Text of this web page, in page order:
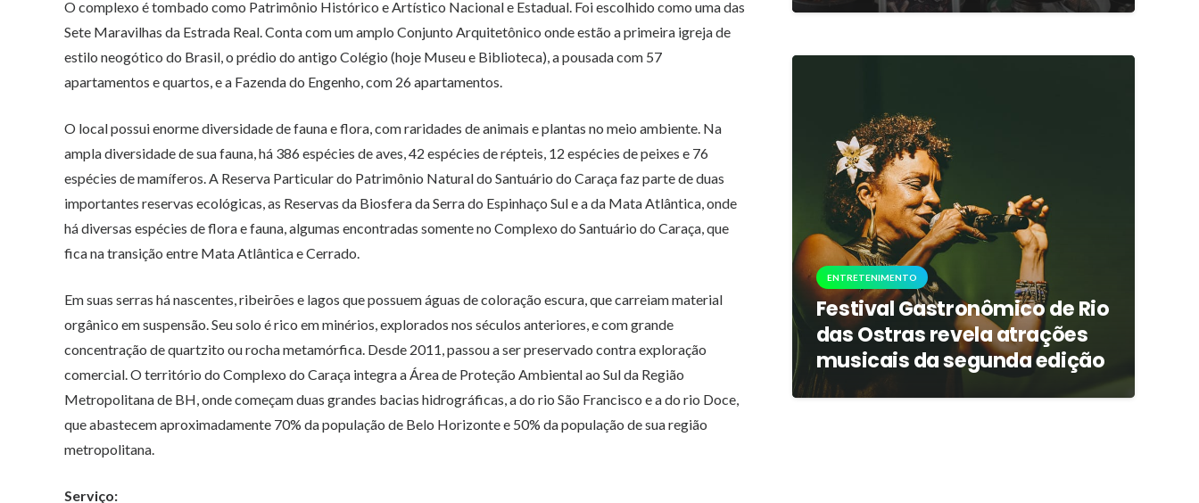
O complexo é tombado como Patrimônio Histórico e Artístico Nacional e Estadual. Foi escolhido como uma das
Sete Maravilhas da Estrada Real. Conta com um amplo Conjunto Arquitetônico onde estão a primeira igreja de
estilo neogótico do Brasil, o prédio do antigo Colégio (hoje Museu e Biblioteca), a pousada com 57
apartamentos e quartos, e a Fazenda do Engenho, com 26 apartamentos.
O local possui enorme diversidade de fauna e flora, com raridades de animais e plantas no meio ambiente. Na
ampla diversidade de sua fauna, há 386 espécies de aves, 42 espécies de répteis, 12 espécies de peixes e 76
espécies de mamíferos. A Reserva Particular do Patrimônio Natural do Santuário do Caraça faz parte de duas
importantes reservas ecológicas, as Reservas da Biosfera da Serra do Espinhaço Sul e a da Mata Atlântica, onde
há diversas espécies de flora e fauna, algumas encontradas somente no Complexo do Santuário do Caraça, que
fica na transição entre Mata Atlântica e Cerrado.
Em suas serras há nascentes, ribeirões e lagos que possuem águas de coloração escura, que carreiam material
orgânico em suspensão. Seu solo é rico em minérios, explorados nos séculos anteriores, e com grande
concentração de quartzito ou rocha metamórfica. Desde 2011, passou a ser preservado contra exploração
comercial. O território do Complexo do Caraça integra a Área de Proteção Ambiental ao Sul da Região
Metropolitana de BH, onde começam duas grandes bacias hidrográficas, a do rio São Francisco e a do rio Doce,
que abastecem aproximadamente 70% da população de Belo Horizonte e 50% da população de sua região
metropolitana.
Serviço:
ENTRETENIMENTO
Festival Gastronômico de Rio
das Ostras revela atrações
musicais da segunda edição